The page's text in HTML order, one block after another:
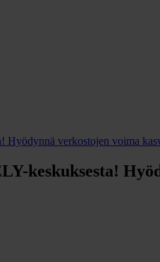
verkostojen voima
keskuksesta!